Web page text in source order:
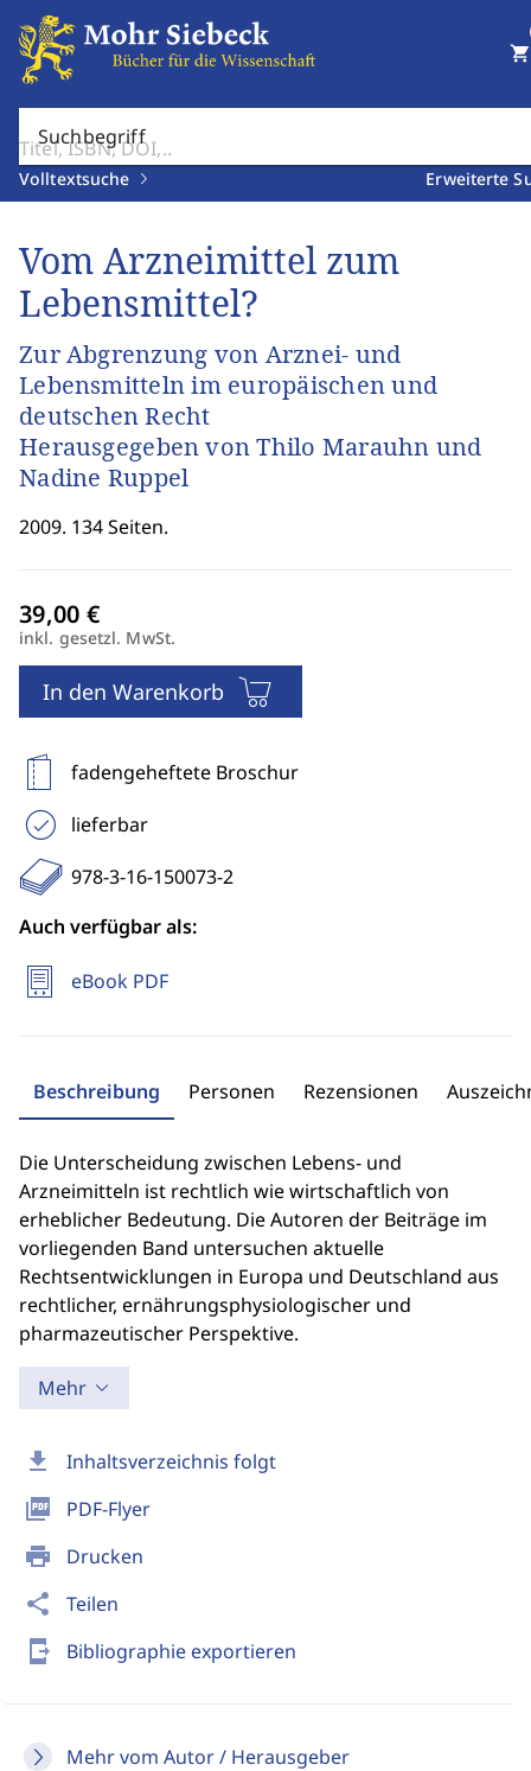
Suchbegriff
Volltextsuche Erweiterte
shopping_cart
download Inhaltsverzeichnis folgt
picture_as_pdf PDF-Flyer
print Drucken
share Teilen
send_to_mobile Bibliographie exportieren
Mehr vom Autor / Herausgeber
Vom Arzneimittel zum
Lebensmittel?
Zur Abgrenzung von Arznei- und
Lebensmitteln im europäischen und
deutschen Recht
Herausgegeben von Thilo Marauhn und
Nadine Ruppel
2009. 134 Seiten.
inkl. gesetzl. MwSt.
In den Warenkorb
fadengeheftete Broschur
lieferbar
978-3-16-150073-2
Auch verfügbar als:
eBook PDF
Beschreibung Personen Rezensionen
Die Unterscheidung zwischen Lebens- und
Arzneimitteln ist rechtlich wie wirtschaftlich von
erheblicher Bedeutung. Die Autoren der Beiträge im
vorliegenden Band untersuchen aktuelle
Rechtsentwicklungen in Europa und Deutschland aus
rechtlicher, ernährungsphysiologischer und
pharmazeutischer Perspektive.
Mehr